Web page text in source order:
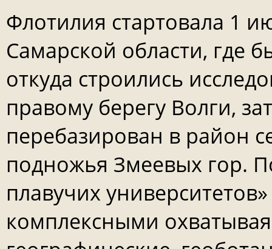
Флотилия стартовала 1
Самарской области, где
откуда строились
правому берегу Волги,
перебазирован в район
подножья Змеевых гор.
плавучих
комплексными